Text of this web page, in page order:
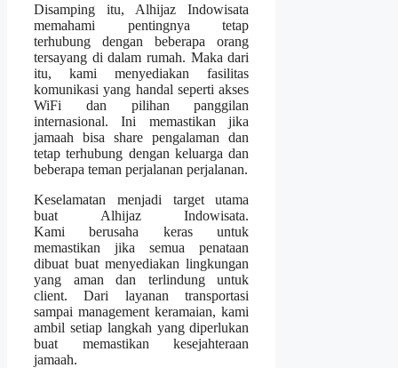
Disamping itu, Alhijaz Indowisata
memahami pentingnya tetap
terhubung dengan beberapa orang
tersayang di dalam rumah. Maka dari
itu, kami menyediakan fasilitas
komunikasi yang handal seperti akses
WiFi dan pilihan panggilan
internasional. Ini memastikan jika
jamaah bisa share pengalaman dan
tetap terhubung dengan keluarga dan
beberapa teman perjalanan perjalanan.
Keselamatan menjadi target utama
buat Alhijaz Indowisata.
Kami berusaha keras untuk
memastikan jika semua penataan
dibuat buat menyediakan lingkungan
yang aman dan terlindung untuk
client. Dari layanan transportasi
sampai management keramaian, kami
ambil setiap langkah yang diperlukan
buat memastikan kesejahteraan
jamaah.